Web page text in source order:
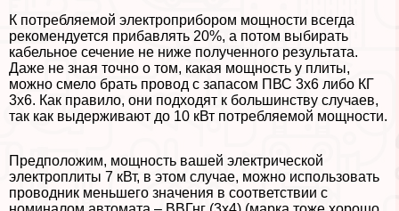
К потрeбляемой электроприбором мощности всегда
рекомендуется прибавлять 20%, а потом выбирать
кабельное сечение не ниже полученного результата.
Даже не зная точно о том, какая мощность у плиты,
можно смело брать провод с запасом ПВС 3х6 либо КГ
3х6. Как правило, они подходят к большинству случаев,
так как выдерживают до 10 кВт потрeбляемой мощности.
Предположим, мощность вашей электрической
электроплиты 7 кВт, в этом случае, можно использовать
проводник меньшего значения в соответствии с